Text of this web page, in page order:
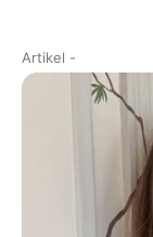
Artikel -